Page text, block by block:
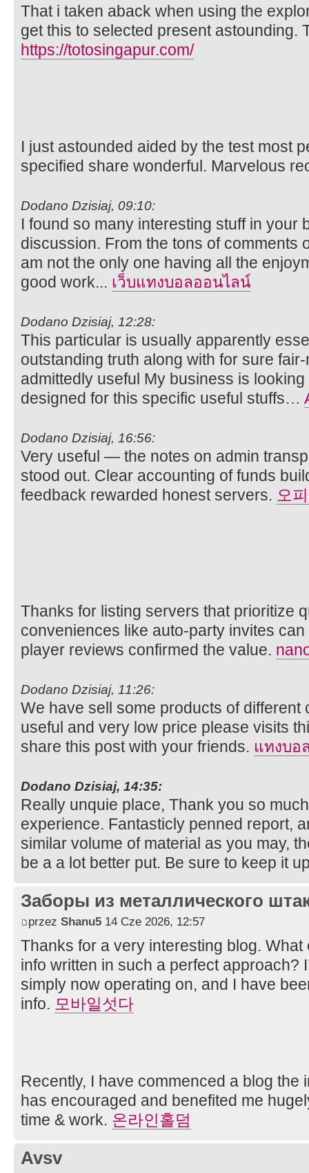
That i taken aback when using the
get this to selected present astounding.
https://totosingapur.com/
I just astounded aided by the test most
specified share wonderful. Marvelous
Dodano Dzisiaj, 09:10:
I found so many interesting stuff in your
discussion. From the tons of comments
am not the only one having all the
good work... เว็บแทงบอลออนไลน์
Dodano Dzisiaj, 12:28:
This particular is usually apparently
outstanding truth along with for sure
admittedly useful My business is
designed for this specific useful stuffs…
Dodano Dzisiaj, 16:56:
Very useful — the notes on admin
stood out. Clear accounting of funds
feedback rewarded honest servers. 오
Thanks for listing servers that prioritize
conveniences like auto-party invites
player reviews confirmed the value.
Dodano Dzisiaj, 11:26:
We have sell some products of different
useful and very low price please visits
share this post with your friends. แทงบอ
Dodano Dzisiaj, 14:35:
Really unquie place, Thank you so
experience. Fantasticly penned report,
similar volume of material as you may,
be a a lot better put. Be sure to keep it
Заборы из металлического
przez Shanu5 14 Cze 2026, 12:57
Thanks for a very interesting blog.
info written in such a perfect approach?
simply now operating on, and I have
info. 모바일섯다
Recently, I have commenced a blog the
has encouraged and benefited me
time & work. 온라인홀덤
Avsv